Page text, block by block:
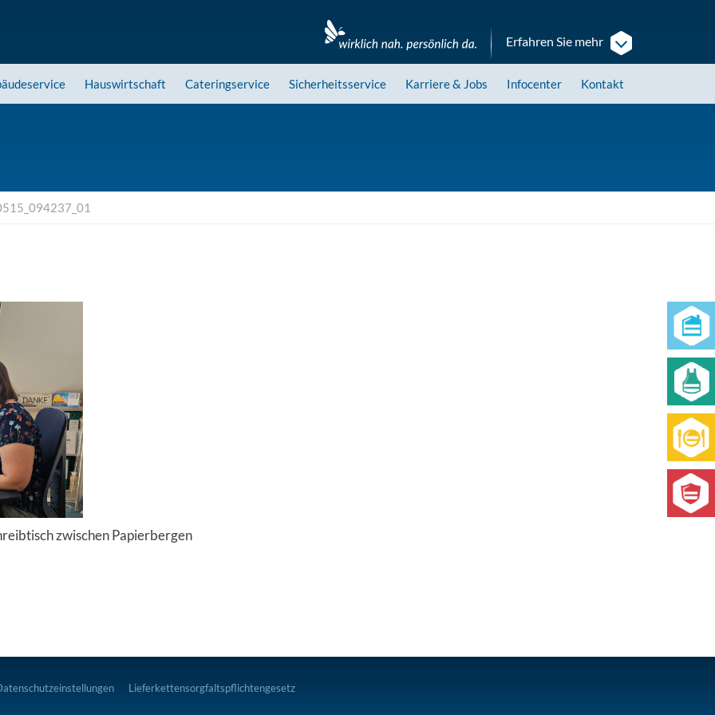
Erfahren Sie mehr
Hauswirtschaft Cateringservice Sicherheitsservice Karriere& Jobs Infocenter Kontakt
zwischen Papierbergen
Lieferkettensorgfaltspflichtengesetz